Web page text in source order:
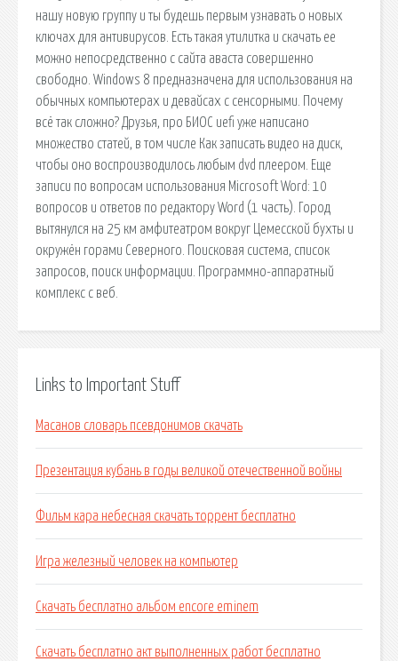
нашу новую группу и ты будешь первым узнавать о новых
ключах для антивирусов. Есть такая утилитка и скачать ее
можно непосредственно с сайта аваста совершенно
свободно. Windows 8 предназначена для использования на
обычных компьютерах и девайсах с сенсорными. Почему
всё так сложно? Друзья, про БИОС uefi уже написано
множество статей, в том числе Как записать видео на диск,
чтобы оно воспроизводилось любым dvd плеером. Еще
записи по вопросам использования Microsoft Word: 10
вопросов и ответов по редактору Word (1 часть). Город
вытянулся на 25 км амфитеатром вокруг Цемесской бухты и
окружён горами Северного. Поисковая сиcтема, список
запросов, поиск информации. Программно-аппаратный
комплекс с веб.
Links to Important Stuff
Масанов словарь псевдонимов скачать
Презентация кубань в годы великой отечественной войны
Фильм кара небесная скачать торрент бесплатно
Игра железный человек на компьютер
Скачать бесплатно альбом encore eminem
Скачать бесплатно акт выполненных работ бесплатно